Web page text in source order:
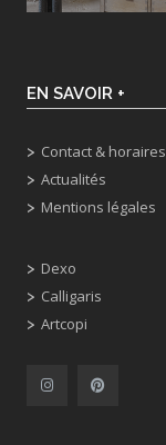
EN SAVOIR +
Contact & horaires
Actualités
Mentions légales
Dexo
Calligaris
Artcopi